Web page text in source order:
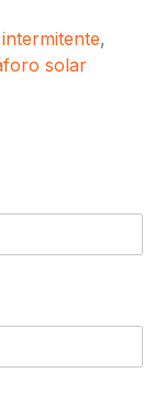
,
solar